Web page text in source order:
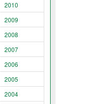
2010
2009
2008
2007
2006
2005
2004